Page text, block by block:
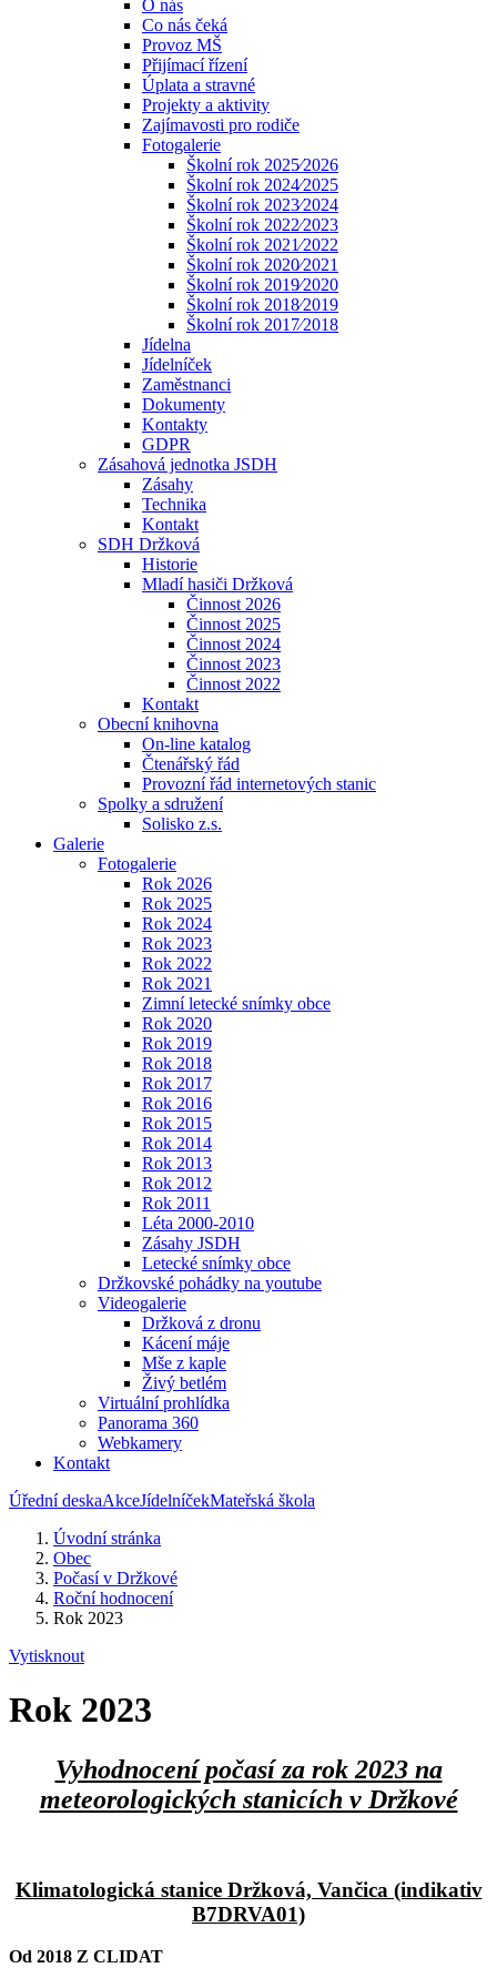
O nás
Co nás čeká
Provoz MŠ
Přijímací řízení
Úplata a stravné
Projekty a aktivity
Zajímavosti pro rodiče
Fotogalerie
Školní rok 2025⁄2026
Školní rok 2024⁄2025
Školní rok 2023⁄2024
Školní rok 2022⁄2023
Školní rok 2021⁄2022
Školní rok 2020⁄2021
Školní rok 2019⁄2020
Školní rok 2018⁄2019
Školní rok 2017⁄2018
Jídelna
Jídelníček
Zaměstnanci
Dokumenty
Kontakty
GDPR
Zásahová jednotka JSDH
Zásahy
Technika
Kontakt
SDH Držková
Historie
Mladí hasiči Držková
Činnost 2026
Činnost 2025
Činnost 2024
Činnost 2023
Činnost 2022
Kontakt
Obecní knihovna
On-line katalog
Čtenářský řád
Provozní řád internetových stanic
Spolky a sdružení
Solisko z.s.
Galerie
Fotogalerie
Rok 2026
Rok 2025
Rok 2024
Rok 2023
Rok 2022
Rok 2021
Zimní letecké snímky obce
Rok 2020
Rok 2019
Rok 2018
Rok 2017
Rok 2016
Rok 2015
Rok 2014
Rok 2013
Rok 2012
Rok 2011
Léta 2000-2010
Zásahy JSDH
Letecké snímky obce
Držkovské pohádky na youtube
Videogalerie
Držková z dronu
Kácení máje
Mše z kaple
Živý betlém
Virtuální prohlídka
Panorama 360
Webkamery
Kontakt
Úřední deskaAkceJídelníčekMateřská škola
Úvodní stránka
Obec
Počasí v Držkové
Roční hodnocení
Rok 2023
Vytisknout
Rok 2023
Vyhodnocení počasí za rok 2023 na
meteorologických stanicích v Držkové
Klimatologická stanice Držková, Vančica (indikativ
B7DRVA01)
Od 2018 Z CLIDAT